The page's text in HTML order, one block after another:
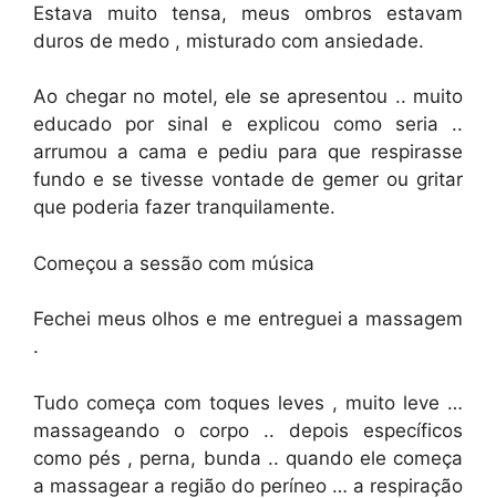
Estava muito tensa, meus ombros estavam
duros de medo , misturado com ansiedade.
Ao chegar no motel, ele se apresentou .. muito
educado por sinal e explicou como seria ..
arrumou a cama e pediu para que respirasse
fundo e se tivesse vontade de gemer ou gritar
que poderia fazer tranquilamente.
Começou a sessão com música
Fechei meus olhos e me entreguei a massagem
.
Tudo começa com toques leves , muito leve …
massageando o corpo .. depois específicos
como pés , perna, bunda .. quando ele começa
a massagear a região do períneo … a respiração